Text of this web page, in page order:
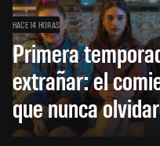
HACE 14 HORAS
Primera
extrañar: el
que nunca